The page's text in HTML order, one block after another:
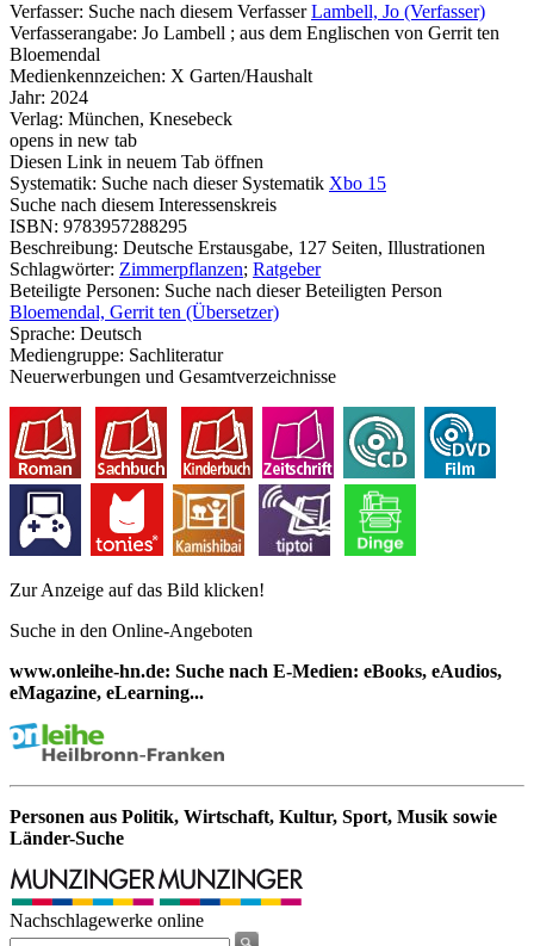
Verfasser: Suche nach diesem Verfasser Lambell, Jo (Verfasser)
Verfasserangabe: Jo Lambell ; aus dem Englischen von Gerrit ten
Bloemendal
Medienkennzeichen: X Garten/Haushalt
Jahr: 2024
Verlag: München, Knesebeck
opens in new tab
Diesen Link in neuem Tab öffnen
Systematik: Suche nach dieser Systematik Xbo 15
Suche nach diesem Interessenskreis
ISBN: 9783957288295
Beschreibung: Deutsche Erstausgabe, 127 Seiten, Illustrationen
Schlagwörter: Zimmerpflanzen; Ratgeber
Beteiligte Personen: Suche nach dieser Beteiligten Person
Bloemendal, Gerrit ten (Übersetzer)
Sprache: Deutsch
Mediengruppe: Sachliteratur
Neuerwerbungen und Gesamtverzeichnisse
Zur Anzeige auf das Bild klicken!
Suche in den Online-Angeboten
www.onleihe-hn.de: Suche nach E-Medien: eBooks, eAudios,
eMagazine, eLearning...
Personen aus Politik, Wirtschaft, Kultur, Sport, Musik sowie
Länder-Suche
Nachschlagewerke online